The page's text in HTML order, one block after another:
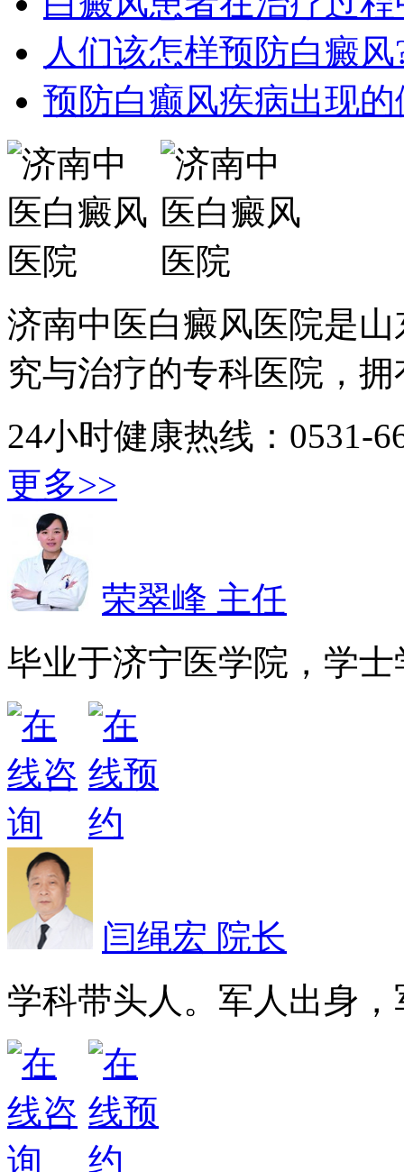
人们该怎样预防白癜风
预防白癫风疾病出现
济南中医白癜风医院是
究与治疗的专科医院，
24小时健康热线：0531-
更多>>
荣翠峰 主任
毕业于济宁医学院，学
闫绳宏 院长
学科带头人。军人出身